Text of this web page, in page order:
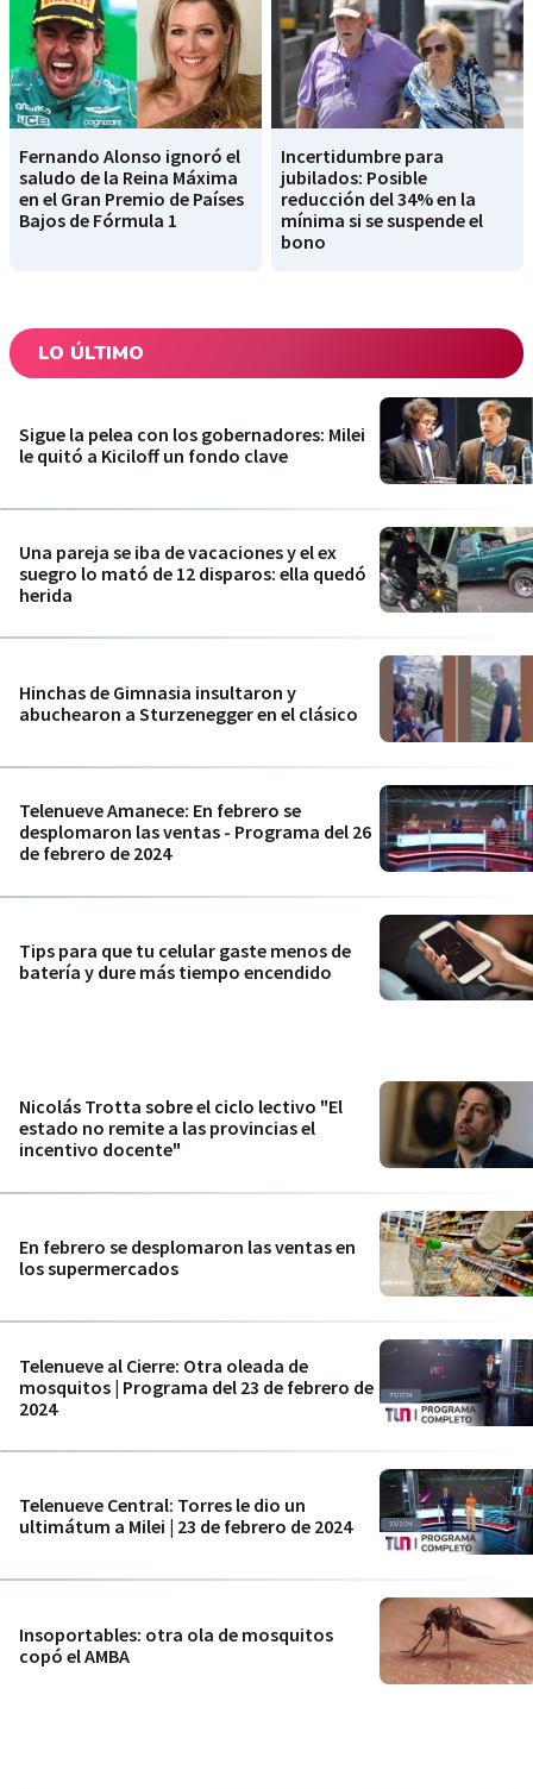
Fernando Alonso ignoró el
saludo de la Reina Máxima
en el Gran Premio de Países
Bajos de Fórmula 1
Incertidumbre para
jubilados: Posible
reducción del 34% en la
mínima si se suspende el
bono
LO ÚLTIMO
Sigue la pelea con los gobernadores: Milei
le quitó a Kiciloff un fondo clave
Una pareja se iba de vacaciones y el ex
suegro lo mató de 12 disparos: ella quedó
herida
Hinchas de Gimnasia insultaron y
abuchearon a Sturzenegger en el clásico
Telenueve Amanece: En febrero se
desplomaron las ventas - Programa del 26
de febrero de 2024
Tips para que tu celular gaste menos de
batería y dure más tiempo encendido
Nicolás Trotta sobre el ciclo lectivo "El
estado no remite a las provincias el
incentivo docente"
En febrero se desplomaron las ventas en
los supermercados
Telenueve al Cierre: Otra oleada de
mosquitos | Programa del 23 de febrero de
2024
Telenueve Central: Torres le dio un
ultimátum a Milei | 23 de febrero de 2024
Insoportables: otra ola de mosquitos
copó el AMBA